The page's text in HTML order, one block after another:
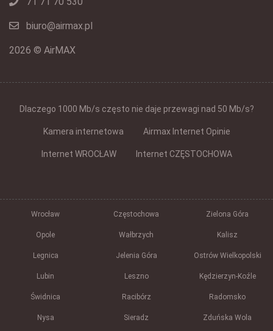
biuro@airmax.pl
2026 © AirMAX
Dlaczego 1000 Mb/s często nie daje przewagi nad 50 Mb/s?
Kamera internetowa Airmax Internet Opinie
Internet WROCŁAW Internet CZĘSTOCHOWA
Wrocław Częstochowa Zielona Góra
Opole Wałbrzych Kalisz
Legnica Jelenia Góra Ostrów Wielkopolski
Lubin Leszno Kędzierzyn-Koźle
Świdnica Racibórz Radomsko
Nysa Sieradz Zduńska Wola